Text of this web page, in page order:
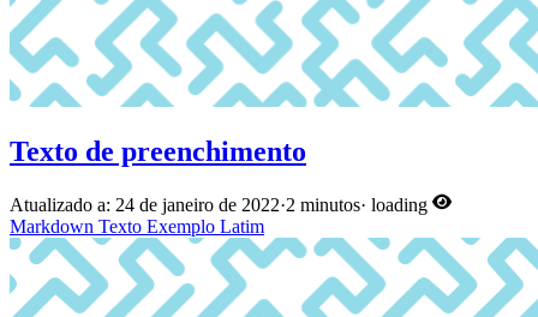
Texto de preenchimento
Atualizado a: 24 de janeiro de 2022·2 minutos· loading
Markdown Texto Exemplo Latim